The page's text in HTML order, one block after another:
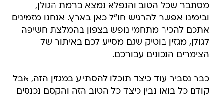
מסתבר שכל הטוב והנפלא נמצא ברמת הגולן,
ובימינו אפשר להרגיש חו"ל כאן בארץ. אנחנו מזמינים
אתכם להכיר מתחמי נופש בצפון בהמלצת חשיפה
לגולן, מגזין בוטיק שגם מסייע לכם באיתור של
הצימרים הנכונים עבורכם.
כבר נסביר עוד כיצד תוכלו להסתייע במגזין הזה, אבל
קודם כל בואו נבין כיצד כל הטוב הזה והקסם נכנסים